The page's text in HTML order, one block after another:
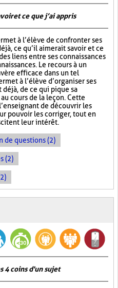
et ce que j’ai appris
à l’élève de confronter ses
ce qu’il aimerait savoir et ce
liens entre ses connaissances
Le recours à un
efficace dans un tel
à l’élève d’organiser ses
de ce qui pique sa
cours de la leçon. Cette
de découvrir les
pouvoir les corriger, tout en
leur intérêt.
de questions (2)
(2)
4 coins d'un sujet